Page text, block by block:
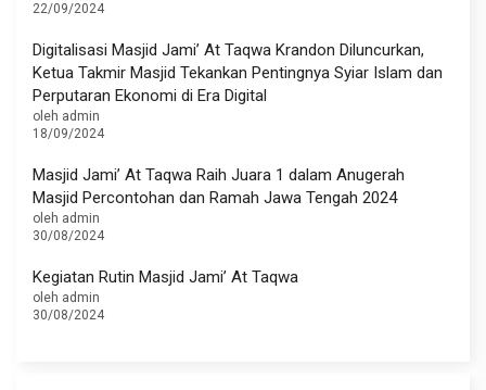
22/09/2024
Digitalisasi Masjid Jami’ At Taqwa Krandon Diluncurkan,
Ketua Takmir Masjid Tekankan Pentingnya Syiar Islam dan
Perputaran Ekonomi di Era Digital
oleh admin
18/09/2024
Masjid Jami’ At Taqwa Raih Juara 1 dalam Anugerah
Masjid Percontohan dan Ramah Jawa Tengah 2024
oleh admin
30/08/2024
Kegiatan Rutin Masjid Jami’ At Taqwa
oleh admin
30/08/2024